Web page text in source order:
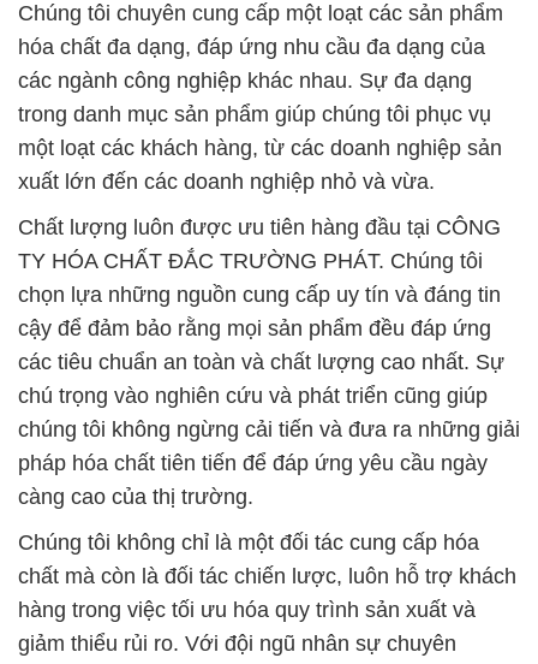
Chúng tôi chuyên cung cấp một loạt các sản phẩm
hóa chất đa dạng, đáp ứng nhu cầu đa dạng của
các ngành công nghiệp khác nhau. Sự đa dạng
trong danh mục sản phẩm giúp chúng tôi phục vụ
một loạt các khách hàng, từ các doanh nghiệp sản
xuất lớn đến các doanh nghiệp nhỏ và vừa.
Chất lượng luôn được ưu tiên hàng đầu tại CÔNG
TY HÓA CHẤT ĐẮC TRƯỜNG PHÁT. Chúng tôi
chọn lựa những nguồn cung cấp uy tín và đáng tin
cậy để đảm bảo rằng mọi sản phẩm đều đáp ứng
các tiêu chuẩn an toàn và chất lượng cao nhất. Sự
chú trọng vào nghiên cứu và phát triển cũng giúp
chúng tôi không ngừng cải tiến và đưa ra những giải
pháp hóa chất tiên tiến để đáp ứng yêu cầu ngày
càng cao của thị trường.
Chúng tôi không chỉ là một đối tác cung cấp hóa
chất mà còn là đối tác chiến lược, luôn hỗ trợ khách
hàng trong việc tối ưu hóa quy trình sản xuất và
giảm thiểu rủi ro. Với đội ngũ nhân sự chuyên